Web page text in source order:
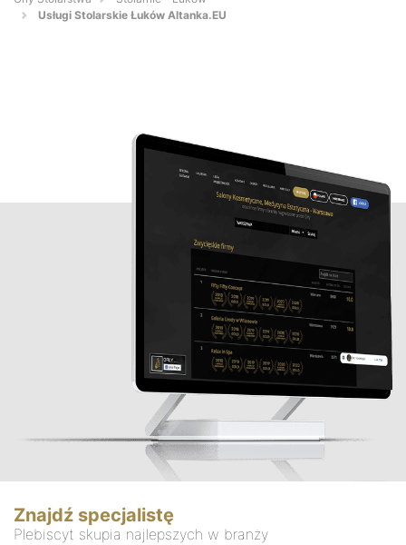
Usługi Stolarskie Łuków Altanka.EU
Znajdź specjalistę
Plebiscyt skupia najlepszych w branży